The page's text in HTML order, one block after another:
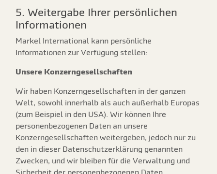
5. Weitergabe Ihrer persönlichen
Informationen
Markel International kann persönliche
Informationen zur Verfügung stellen:
Unsere Konzerngesellschaften
Wir haben Konzerngesellschaften in der ganzen
Welt, sowohl innerhalb als auch außerhalb Europas
(zum Beispiel in den USA). Wir können Ihre
personenbezogenen Daten an unsere
Konzerngesellschaften weitergeben, jedoch nur zu
den in dieser Datenschutzerklärung genannten
Zwecken, und wir bleiben für die Verwaltung und
Sicherheit der personenbezogenen Daten